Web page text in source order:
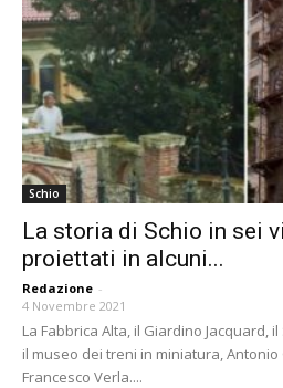
Schio
La storia di Schio in sei
proiettati in alcuni...
Redazione -
4 Novembre 2021
La Fabbrica Alta, il Giardino Jacquard,
il museo dei treni in miniatura,
Francesco Verla....